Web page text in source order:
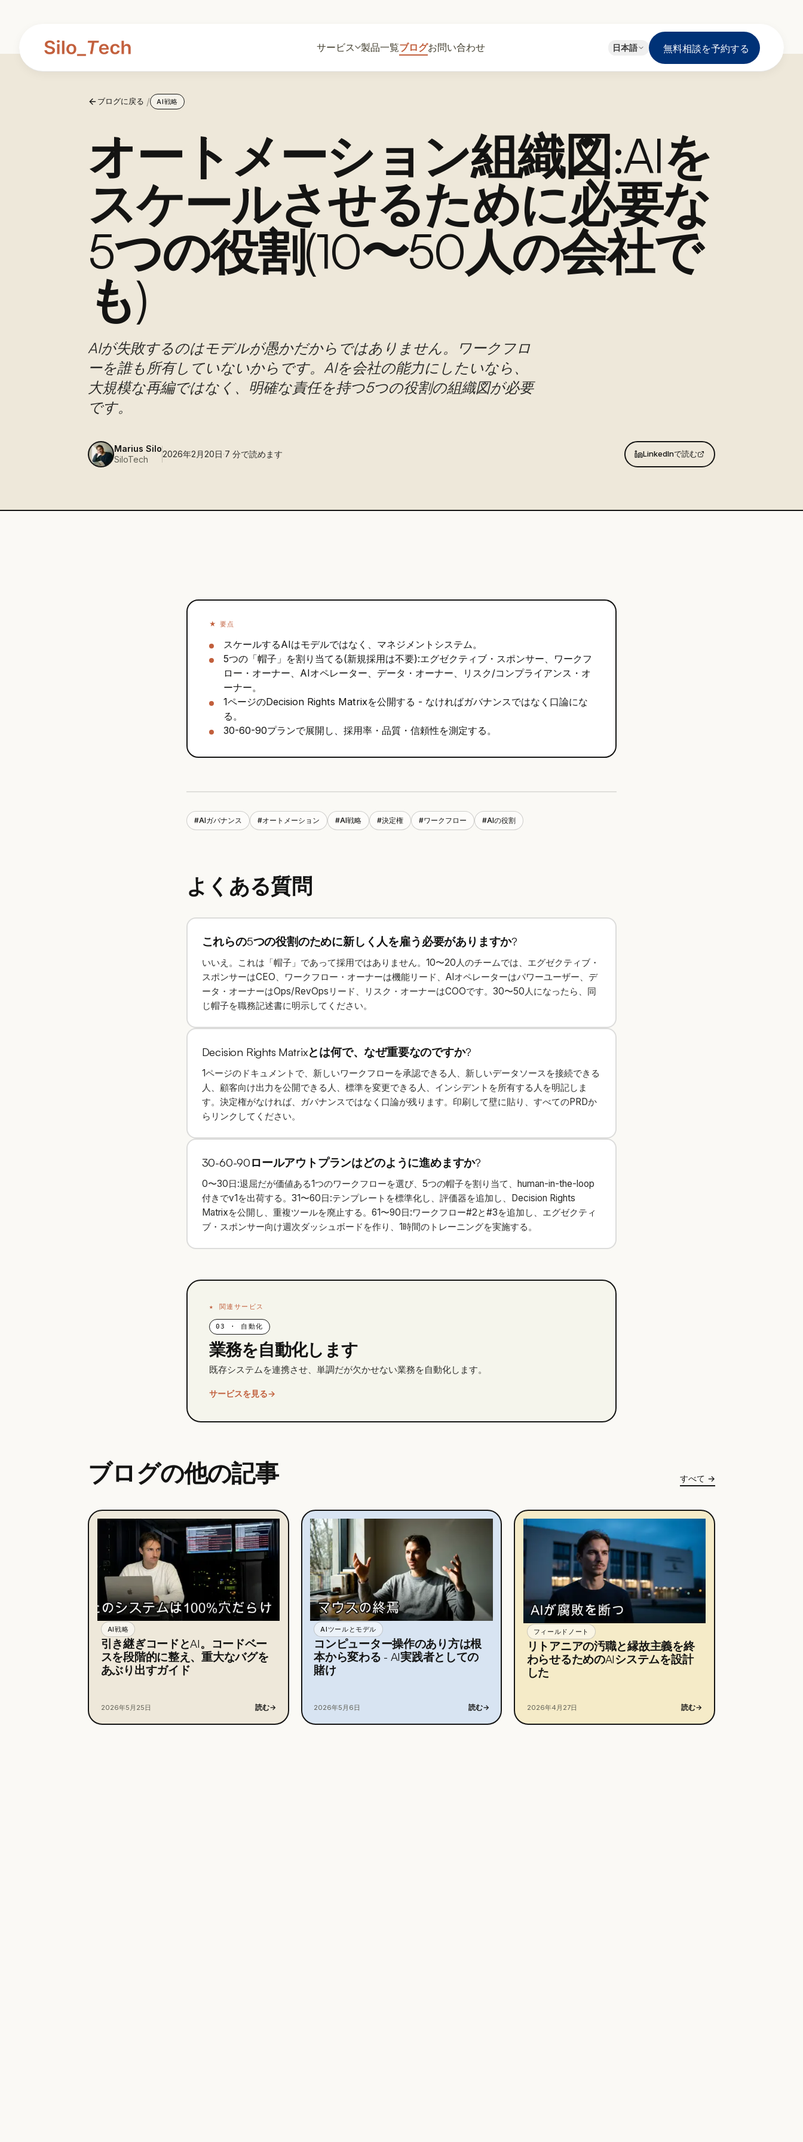
サービス 製品一覧ブログお問い合わせ 日本語
English
Bahasa
無料相談を予約する
ブログに戻る / AI戦略
オートメーション組織図:AIを
スケールさせるために必要な
5つの役割(10〜50人の会社で
も)
AIが失敗するのはモデルが愚かだからではありません。ワークフロ
ーを誰も所有していないからです。AIを会社の能力にしたいなら、
大規模な再編ではなく、明確な責任を持つ5つの役割の組織図が必要
です。
Marius Silo
SiloTech
2026年2月20日·7 分で読めます LinkedInで読む
★ 要点
スケールするAIはモデルではなく、マネジメントシステム。
5つの「帽子」を割り当てる(新規採用は不要):エグゼクティブ・スポンサー、ワークフ
ロー・オーナー、AIオペレーター、データ・オーナー、リスク/コンプライアンス・オ
ーナー。
1ページのDecision Rights Matrixを公開する - なければガバナンスではなく口論にな
る。
30-60-90プランで展開し、採用率・品質・信頼性を測定する。
#AIガバナンス #オートメーション #AI戦略 #決定権 #ワークフロー #AIの役割
よくある質問
これらの5つの役割のために新しく人を雇う必要がありますか?
いいえ。これは「帽子」であって採用ではありません。10〜20人のチームでは、エグゼクティブ・
スポンサーはCEO、ワークフロー・オーナーは機能リード、AIオペレーターはパワーユーザー、デ
ータ・オーナーはOps/RevOpsリード、リスク・オーナーはCOOです。30〜50人になったら、同
じ帽子を職務記述書に明示してください。
Decision Rights Matrixとは何で、なぜ重要なのですか?
1ページのドキュメントで、新しいワークフローを承認できる人、新しいデータソースを接続できる
人、顧客向け出力を公開できる人、標準を変更できる人、インシデントを所有する人を明記しま
す。決定権がなければ、ガバナンスではなく口論が残ります。印刷して壁に貼り、すべてのPRDか
らリンクしてください。
30-60-90ロールアウトプランはどのように進めますか?
0〜30日:退屈だが価値ある1つのワークフローを選び、5つの帽子を割り当て、human-in-the-loop
付きでv1を出荷する。31〜60日:テンプレートを標準化し、評価器を追加し、Decision Rights
Matrixを公開し、重複ツールを廃止する。61〜90日:ワークフロー#2と#3を追加し、エグゼクティ
ブ・スポンサー向け週次ダッシュボードを作り、1時間のトレーニングを実施する。
★ 関連サービス
03 · 自動化
業務を自動化します
既存システムを連携させ、単調だが欠かせない業務を自動化します。
サービスを見る→
ブログの他の記事 すべて →
AI戦略
引き継ぎコードとAI。コードベー
スを段階的に整え、重大なバグを
あぶり出すガイド
2026年5月25日 読む→
AIツールとモデル
コンピューター操作のあり方は根
本から変わる - AI実践者としての
賭け
2026年5月6日 読む→
フィールドノート
リトアニアの汚職と縁故主義を終
わらせるためのAIシステムを設計
した
2026年4月27日 読む→